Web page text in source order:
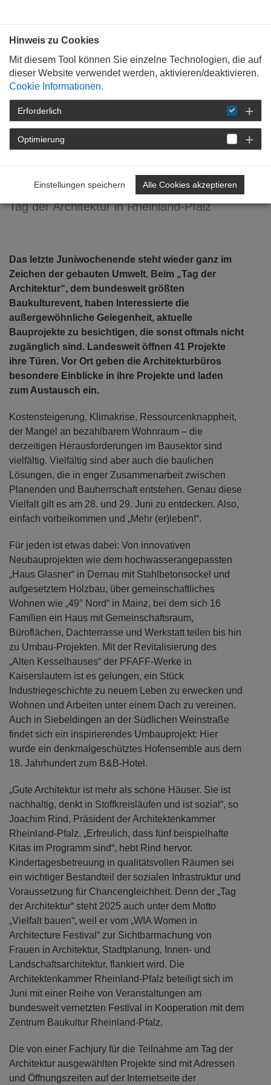
STARTSEITE DETAIL
Vielfalt bauen
Tag der Architektur in Rheinland-Pfalz
Das letzte Juniwochenende steht wieder ganz im
Zeichen der gebauten Umwelt. Beim „Tag der
Architektur“, dem bundesweit größten
Baukulturevent, haben Interessierte die
außergewöhnliche Gelegenheit, aktuelle
Bauprojekte zu besichtigen, die sonst oftmals nicht
zugänglich sind. Landesweit öffnen 41 Projekte
ihre Türen. Vor Ort geben die Architekturbüros
besondere Einblicke in ihre Projekte und laden
zum Austausch ein.
Kostensteigerung, Klimakrise, Ressourcenknappheit,
der Mangel an bezahlbarem Wohnraum – die
derzeitigen Herausforderungen im Bausektor sind
vielfältig. Vielfältig sind aber auch die baulichen
Lösungen, die in enger Zusammenarbeit zwischen
Planenden und Bauherrschaft entstehen. Genau diese
Vielfalt gilt es am 28. und 29. Juni zu entdecken. Also,
einfach vorbeikommen und „Mehr (er)leben!“.
Für jeden ist etwas dabei: Von innovativen
Neubauprojekten wie dem hochwasserangepassten
„Haus Glasner“ in Dernau mit Stahlbetonsockel und
aufgesetztem Holzbau, über gemeinschaftliches
Wohnen wie „49° Nord“ in Mainz, bei dem sich 16
Familien ein Haus mit Gemeinschaftsraum,
Büroflächen, Dachterrasse und Werkstatt teilen bis hin
zu Umbau-Projekten. Mit der Revitalisierung des
„Alten Kesselhauses“ der PFAFF-Werke in
Kaiserslautern ist es gelungen, ein Stück
Industriegeschichte zu neuem Leben zu erwecken und
Wohnen und Arbeiten unter einem Dach zu vereinen.
Auch in Siebeldingen an der Südlichen Weinstraße
findet sich ein inspirierendes Umbauprojekt: Hier
wurde ein denkmalgeschütztes Hofensemble aus dem
18. Jahrhundert zum B&B-Hotel.
„Gute Architektur ist mehr als schöne Häuser. Sie ist
nachhaltig, denkt in Stoffkreisläufen und ist sozial“, so
Joachim Rind, Präsident der Architektenkammer
Rheinland-Pfalz. „Erfreulich, dass fünf beispielhafte
Kitas im Programm sind“, hebt Rind hervor.
Kindertagesbetreuung in qualitätsvollen Räumen sei
ein wichtiger Bestandteil der sozialen Infrastruktur und
Voraussetzung für Chancengleichheit. Denn der „Tag
der Architektur“ steht 2025 auch unter dem Motto
„Vielfalt bauen“, weil er vom „WIA Women in
Architecture Festival“ zur Sichtbarmachung von
Frauen in Architektur, Stadtplanung, Innen- und
Landschaftsarchitektur, flankiert wird. Die
Architektenkammer Rheinland-Pfalz beteiligt sich im
Juni mit einer Reihe von Veranstaltungen am
bundesweit vernetzten Festival in Kooperation mit dem
Zentrum Baukultur Rheinland-Pfalz.
Die von einer Fachjury für die Teilnahme am Tag der
Architektur ausgewählten Projekte sind mit Adressen
und Öffnungszeiten auf der Internetseite der
Hinweis zu Cookies
Mit diesem Tool können Sie einzelne Technologien, die auf
dieser Website verwendet werden, aktivieren/deaktivieren.
Cookie Informationen.
Erforderlich
Optimierung
Einstellungen speichern Alle Cookies akzeptieren